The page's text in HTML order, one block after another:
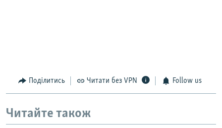
Поділитись Читати без VPN Follow us
Читайте також